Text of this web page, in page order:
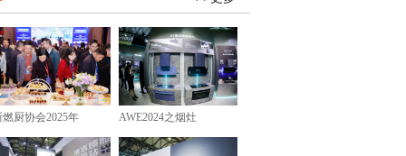
燃厨协会2025年 AWE2024之烟灶